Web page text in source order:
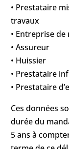
• Prestataire
travaux
• Entreprise
• Assureur
• Huissier
• Prestataire
• Prestataire
Ces données
durée du
5 ans à